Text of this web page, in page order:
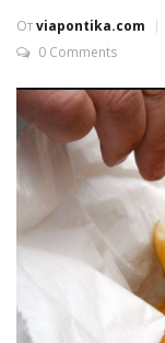
Отviapontika.com
0 Comments